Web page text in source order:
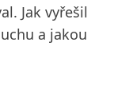
Jak vyřešil
a jakou